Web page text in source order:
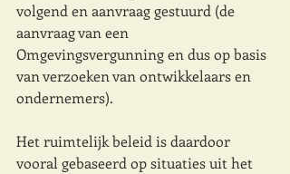
volgend en aanvraag gestuurd (de
aanvraag van een
Omgevingsvergunning en dus op basis
van verzoeken van ontwikkelaars en
ondernemers).
Het ruimtelijk beleid is daardoor
vooral gebaseerd op situaties uit het